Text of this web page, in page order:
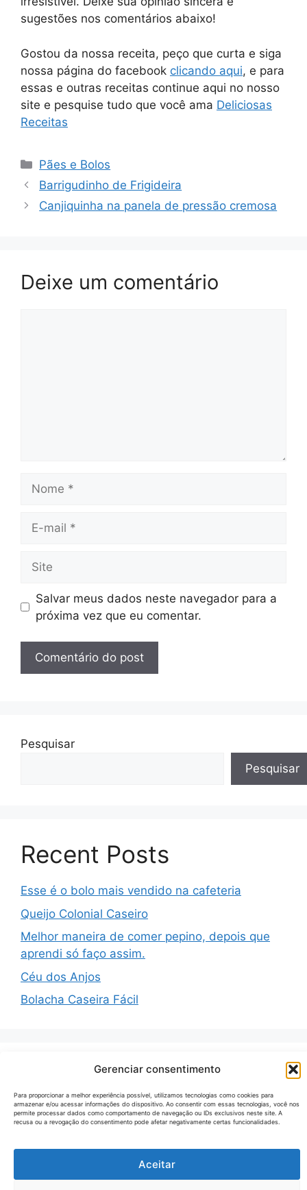
Gerenciar consentimento
Para proporcionar a melhor experiência possível, utilizamos tecnologias como cookies para
armazenar e/ou acessar informações do dispositivo. Ao consentir com essas tecnologias, você nos
permite processar dados como comportamento de navegação ou IDs exclusivos neste site. A
recusa ou a revogação do consentimento pode afetar negativamente certas funcionalidades.
Aceitar
sugestões nos comentários abaixo!
Gostou da nossa receita, peço que curta e siga
nossa página do facebook clicando aqui, e para
essas e outras receitas continue aqui no nosso
site e pesquise tudo que você ama Deliciosas
Receitas
Categorias
Pães e Bolos
Barrigudinho de Frigideira
Canjiquinha na panela de pressão cremosa
Deixe um comentário
mail
Salvar meus dados neste navegador para a
próxima vez que eu comentar.
Pesquisar
Pesquisar
Recent Posts
Esse é o bolo mais vendido na cafeteria
Queijo Colonial Caseiro
Melhor maneira de comer pepino, depois que
aprendi só faço assim.
Céu dos Anjos
Bolacha Caseira Fácil
Recent Comments
Nenhum comentário para mostrar.
© 2026 Receitas Tecno• Built withGeneratePress